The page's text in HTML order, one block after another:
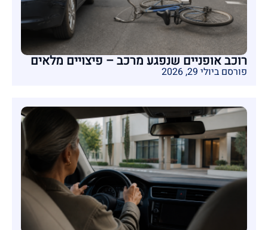
רוכב אופניים שנפגע מרכב – פיצויים מלאים
פורסם ביולי 29, 2026